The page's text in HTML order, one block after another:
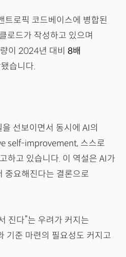
로픽 코드베이스에 병합된
로드가 작성하고 있으며
이 2024년 대비 8배
습니다.
선보이면서 동시에 AI의
self-improvement, 스스로
하고 있습니다. 이 역설은 AI가
중요해진다는 결론으로
진다”는 우려가 커지는
기준 마련의 필요성도 커지고